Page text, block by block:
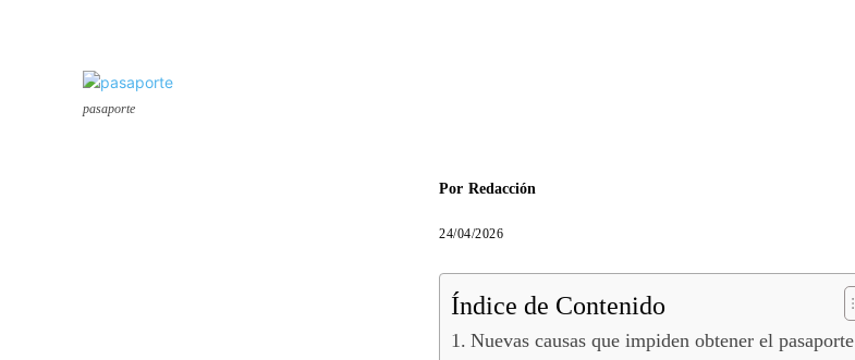
pasaporte
Por Redacción
24/04/2026
Índice de Contenido
Nuevas causas que impiden obtener el pasaporte